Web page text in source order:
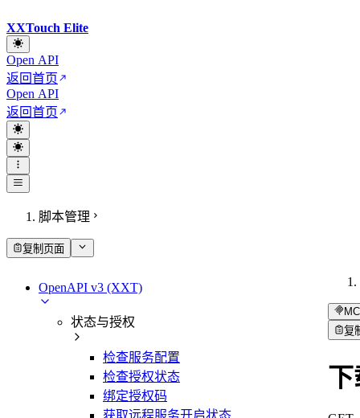
XXTouch Elite
Open API
返回首页
Open API
返回首页
脚本管理
复制页面
OpenAPI v3 (XXT)
状态与授权
检查服务配置
检查授权状态
绑定授权码
获取远程服务开启状态
复
下